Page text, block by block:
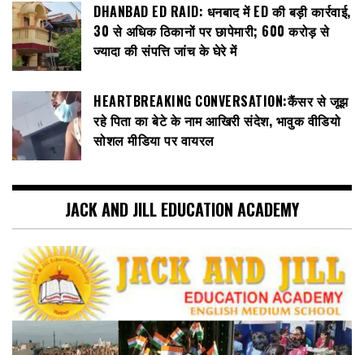
DHANBAD ED RAID: धनबाद में ED की बड़ी कार्रवाई,
30 से अधिक ठिकानों पर छापेमारी; 600 करोड़ से
ज्यादा की संपत्ति जांच के घेरे में
HEARTBREAKING CONVERSATION:कैंसर से जूझ
रहे पिता का बेटे के नाम आखिरी संदेश, भावुक वीडियो
सोशल मीडिया पर वायरल
JACK AND JILL EDUCATION ACADEMY